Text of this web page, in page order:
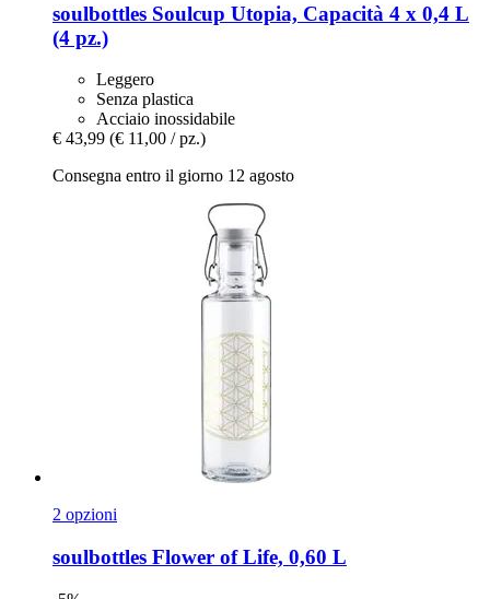
soulbottles Soulcup Utopia, Capacità 4 x 0,4 L
(4 pz.)
Leggero
Senza plastica
Acciaio inossidabile
€ 43,99 (€ 11,00 / pz.)
Consegna entro il giorno 12 agosto
2 opzioni
soulbottles Flower of Life, 0,60 L